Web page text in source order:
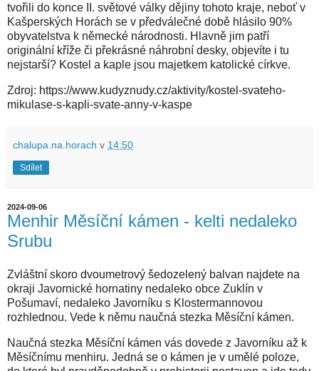
tvořili do konce II. světové války dějiny tohoto kraje, neboť v
Kašperských Horách se v předválečné době hlásilo 90%
obyvatelstva k německé národnosti. Hlavně jim patří
originální kříže či překrásné náhrobní desky, objevíte i tu
nejstarší? Kostel a kaple jsou majetkem katolické církve.
Zdroj: https://www.kudyznudy.cz/aktivity/kostel-svateho-
mikulase-s-kapli-svate-anny-v-kaspe
chalupa.na.horach v 14:50
Sdílet
2024-09-06
Menhir Měsíční kámen - kelti nedaleko
Srubu
Zvláštní skoro dvoumetrový šedozelený balvan najdete na
okraji Javornické hornatiny nedaleko obce Zuklín v
Pošumaví, nedaleko Javorníku s Klostermannovou
rozhlednou. Vede k němu naučná stezka Měsíční kámen.
Naučná stezka Měsíční kámen vás dovede z Javorníku až k
Měsíčnímu menhiru. Jedná se o kámen je v umělé poloze,